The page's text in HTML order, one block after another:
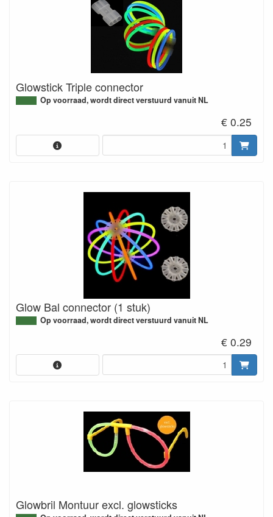
Glowstick Triple connector
Op voorraad, wordt direct verstuurd vanuit NL
€ 0.25
Glow Bal connector (1 stuk)
Op voorraad, wordt direct verstuurd vanuit NL
€ 0.29
Glowbril Montuur excl. glowsticks